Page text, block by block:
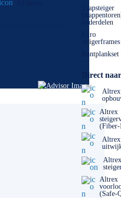
Trapsteiger
onderdelen
Euro
steigerframes
Kantplankset
Direct
Altrex
Altrex
Altrex
Altrex
Altrex
(Safe-